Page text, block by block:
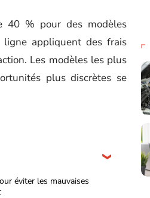
40 % pour des modèles
ligne appliquent des frais
Les modèles les plus
plus discrètes se
éviter les mauvaises